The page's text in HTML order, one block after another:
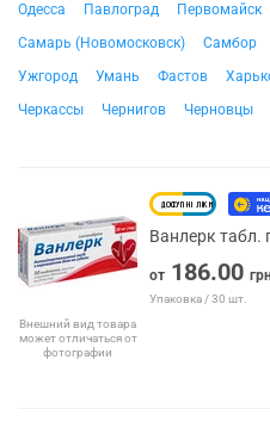
Одесса
Павлоград Первомайск
Самарь (Новомосковск)
Самбор
Ужгород
Умань Фастов
Черкассы
Чернигов Черновцы
Внешний вид товара
может отличаться от
фотографии
Ванлерк
от 186.00
Упаковка / 30 шт.